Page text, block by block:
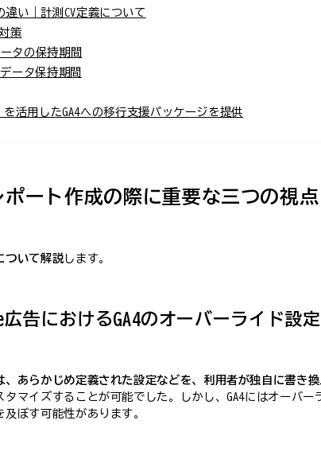
違い｜計測CV定義について
策
タの保持期間
データ保持期間
を活用したGA4への移行支援パッケージを提供
ポート作成の際に重要な三つの視点
ついて解説します。
告におけるGA4のオーバーライド設定
、あらかじめ定義された設定などを、利用者が独自に書き
マイズすることが可能でした。しかし、GA4にはオーバ
ぼす可能性があります。